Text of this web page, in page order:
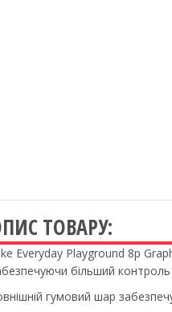
ТОВАРУ:
Everyday Playground 8p
більший контроль
гумовий шар